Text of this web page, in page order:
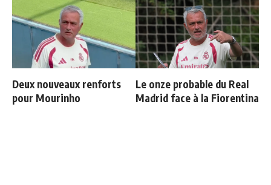
Deux nouveaux renforts
pour Mourinho
Le onze probable du Real
Madrid face à la Fiorentina